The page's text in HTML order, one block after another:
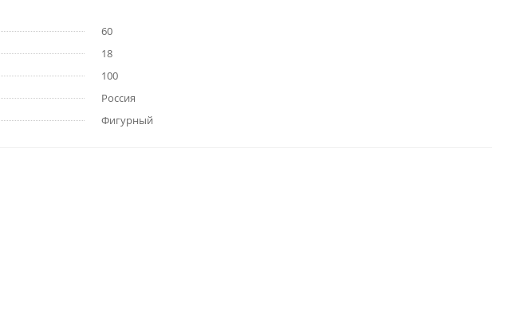
60
18
100
Россия
Фигурный